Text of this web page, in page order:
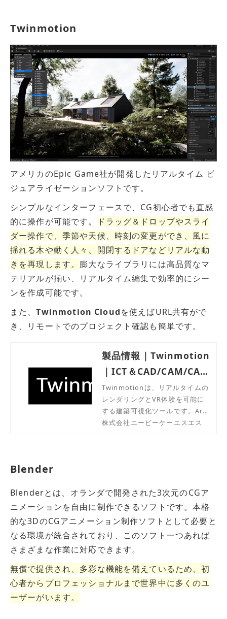
Twinmotion
アメリカのEpic Game社が開発したリアルタイム ビ
ジュアライゼーションソフトです。
シンプルなインターフェースで、CG初心者でも直感
的に操作が可能です。
ドラッグ＆ドロップやスライ
ダー操作で、季節や天候、時刻の変更ができ、風に
揺れる木や動く人々、開閉するドアなどリアルな動
きを再現します。 膨大なライブラリには高品質なマ
テリアルが揃い、リアルタイム編集で効率的にシー
ンを作成可能です。
また、Twinmotion Cloudを使えばURL共有がで
き、リモートでのプロジェクト確認も簡単です。
製品情報｜Twinmotion
｜ICT＆CAD/CAM/CAE/
BIM
Twinmotionは、リアルタイムの
レンダリングとVR体験を可能に
する建築可視化ツールです。Arch
icadとのシームレスな連携を持
株式会社エービーケーエスエス
Blender
Blenderとは、オランダで開発された3次元のCGア
ニメーションを自由に制作できるソフトです。本格
的な3DのCGアニメーション制作ソフトとして必要と
なる環境が統合されており、このソフト一つあれば
さまざまな作業に対応できます。
無償で提供され、多彩な機能を備えているため、初
心者からプロフェッショナルまで世界中に多くのユ
ーザーがいます。